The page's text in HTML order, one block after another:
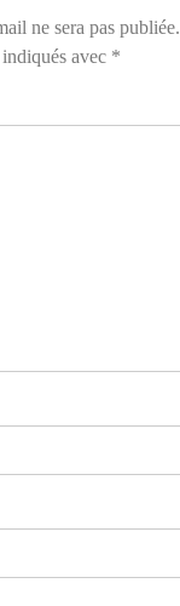
ne sera pas publiée.
avec *